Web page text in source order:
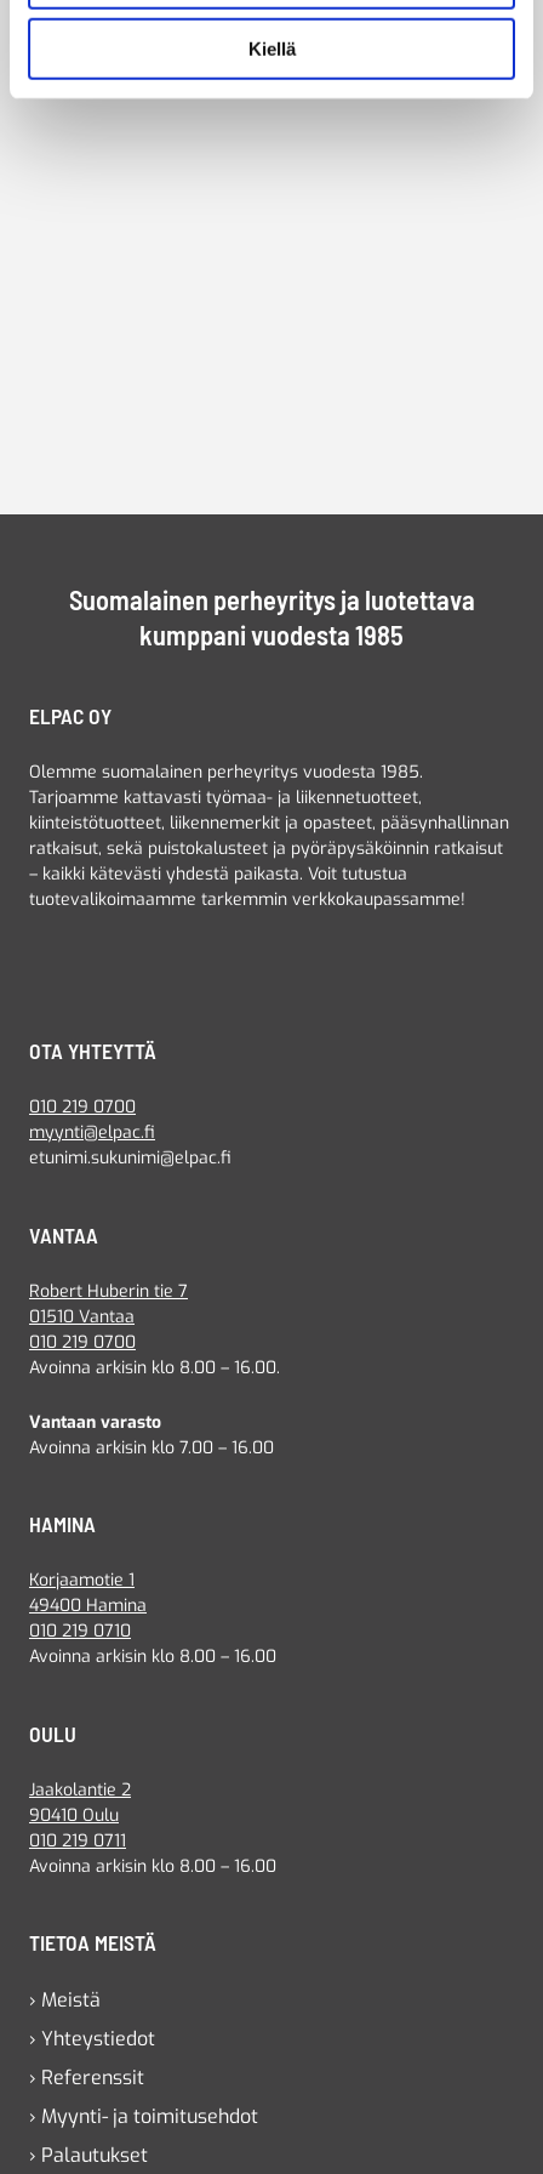
Kiellä
Suomalainen perheyritys ja luotettava
kumppani vuodesta 1985
ELPAC OY
Olemme suomalainen perheyritys vuodesta 1985.
Tarjoamme kattavasti työmaa- ja liikennetuotteet,
kiinteistötuotteet, liikennemerkit ja opasteet, pääsynhallinnan
ratkaisut, sekä puistokalusteet ja pyöräpysäköinnin ratkaisut
– kaikki kätevästi yhdestä paikasta. Voit tutustua
tuotevalikoimaamme tarkemmin verkkokaupassamme!
OTA YHTEYTTÄ
010 219 0700
myynti@elpac.fi
etunimi.sukunimi@elpac.fi
VANTAA
Robert Huberin tie 7
01510 Vantaa
010 219 0700
Avoinna arkisin klo 8.00 – 16.00.
Vantaan varasto
Avoinna arkisin klo 7.00 – 16.00
HAMINA
Korjaamotie 1
49400 Hamina
010 219 0710
Avoinna arkisin klo 8.00 – 16.00
OULU
Jaakolantie 2
90410 Oulu
010 219 0711
Avoinna arkisin klo 8.00 – 16.00
TIETOA MEISTÄ
› Meistä
› Yhteystiedot
› Referenssit
› Myynti- ja toimitusehdot
› Palautukset